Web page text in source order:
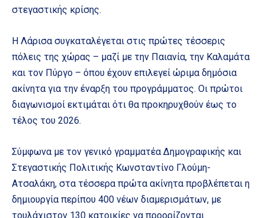
στεγαστικής κρίσης.
Η Λάρισα συγκαταλέγεται στις πρώτες τέσσερις
πόλεις της χώρας – μαζί με την Παιανία, την Καλαμάτα
και τον Πύργο – όπου έχουν επιλεγεί ώριμα δημόσια
ακίνητα για την έναρξη του προγράμματος. Οι πρώτοι
διαγωνισμοί εκτιμάται ότι θα προκηρυχθούν έως το
τέλος του 2026.
Σύμφωνα με τον γενικό γραμματέα Δημογραφικής και
Στεγαστικής Πολιτικής Κωνσταντίνο Γλούμη-
Ατσαλάκη, στα τέσσερα πρώτα ακίνητα προβλέπεται η
δημιουργία περίπου 400 νέων διαμερισμάτων, με
τουλάχιστον 130 κατοικίες να προορίζονται